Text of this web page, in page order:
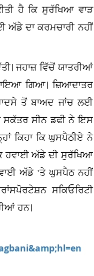
ਹੈ ਕਿ ਸੁਰੱਖਿਆ ਵਾੜ
ਅੱਡੇ ਦਾ ਕਰਮਚਾਰੀ ਨਹੀਂ
ਜਹਾਜ਼ ਵਿੱਚੋਂ ਯਾਤਰੀਆਂ
ਗਿਆ। ਜ਼ਿਆਦਾਤਰ
ਤੋਂ ਬਾਅਦ ਜਾਂਚ ਲਈ
ਸਕੱਤਰ ਸੀਨ ਡਫੀ ਨੇ ਇਸ
ਕਿਹਾ ਕਿ ਘੁਸਪੈਠੀਏ ਨੇ
ਹਵਾਈ ਅੱਡੇ ਦੀ ਸੁਰੱਖਿਆ
ਅੱਡੇ 'ਤੇ ਘੁਸਪੈਠ ਨਹੀਂ
ਸਕਿਓਰਿਟੀ
ਹਨ।
ਤੋਂ ਛੋਟੀ ਉਮਰ ਦੇ ਗੈਰ